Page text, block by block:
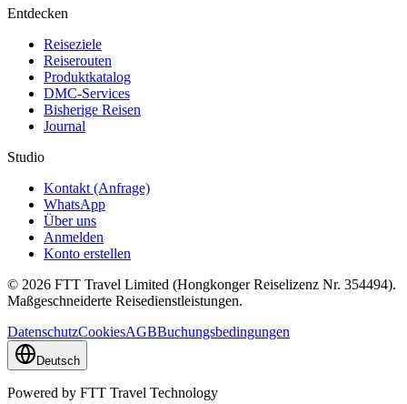
Entdecken
Reiseziele
Reiserouten
Produktkatalog
DMC-Services
Bisherige Reisen
Journal
Studio
Kontakt (Anfrage)
WhatsApp
Über uns
Anmelden
Konto erstellen
© 2026 FTT Travel Limited (Hongkonger Reiselizenz Nr. 354494).
Maßgeschneiderte Reisedienstleistungen.
DatenschutzCookiesAGBBuchungsbedingungen
Deutsch
Powered by FTT Travel Technology